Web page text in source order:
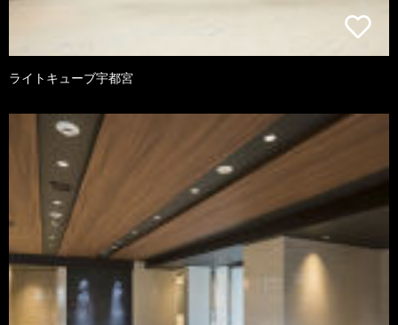
ライトキューブ宇都宮